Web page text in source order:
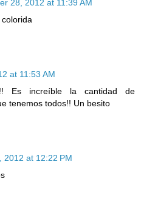
28, 2012 at 11:39 AM
at 11:53 AM
Es increíble la cantidad de
tenemos todos!! Un besito
2012 at 12:22 PM